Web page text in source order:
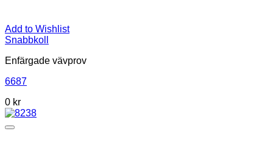
Add to Wishlist
Snabbkoll
Enfärgade vävprov
6687
0 kr